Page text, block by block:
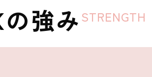
強みSTRENGTH